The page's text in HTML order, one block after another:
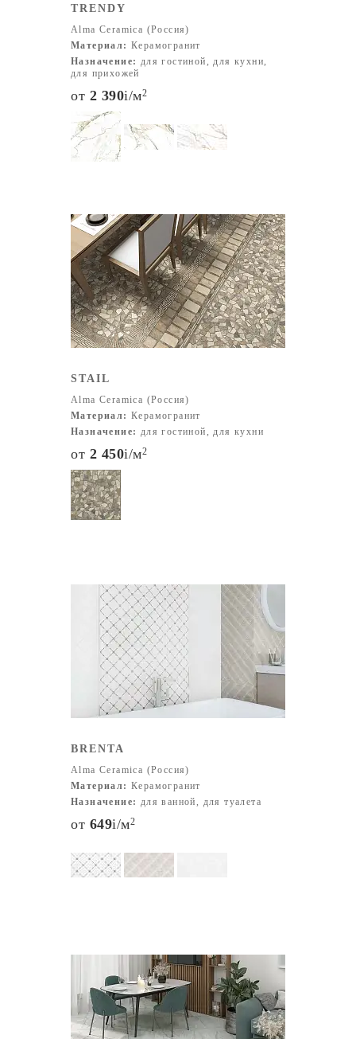
TRENDY
Alma Ceramica (Россия)
Материал: Керамогранит
Назначение: для гостиной, для кухни,
для прихожей
от 2 390i/м2
STAIL
Alma Ceramica (Россия)
Материал: Керамогранит
Назначение: для гостиной, для кухни
от 2 450i/м2
BRENTA
Alma Ceramica (Россия)
Материал: Керамогранит
Назначение: для ванной, для туалета
от 649i/м2